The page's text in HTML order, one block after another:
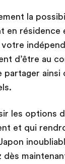
la
en résidence
d’être au
partager ainsi
les options
et qui
dès